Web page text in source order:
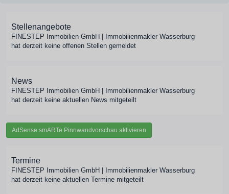
Stellenangebote
FINESTEP Immobilien GmbH | Immobilienmakler Wasserburg
hat derzeit keine offenen Stellen gemeldet
News
FINESTEP Immobilien GmbH | Immobilienmakler Wasserburg
hat derzeit keine aktuellen News mitgeteilt
AdSense smARTe Pinnwandvorschau aktivieren
Termine
FINESTEP Immobilien GmbH | Immobilienmakler Wasserburg
hat derzeit keine aktuellen Termine mitgeteilt